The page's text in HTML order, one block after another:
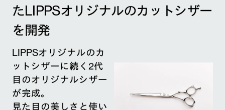
たLIPPSオリジナルのカットシザー
を開発
LIPPSオリジナルのカ
ットシザーに続く2代
目のオリジナルシザー
が完成。
見た目の美しさと使い